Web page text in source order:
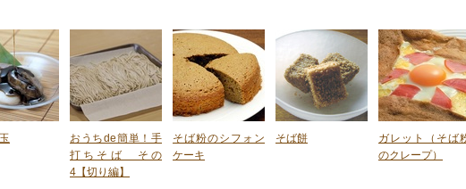
おうちde簡単！手
打ちそば その
4【切り編】
そば粉のシフォン
ケーキ
そば餅
ガレット（そば
のクレープ）